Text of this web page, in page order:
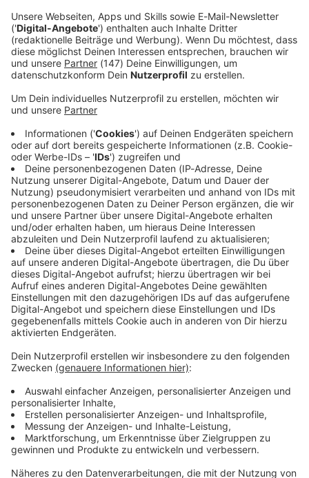
Immer auf dem Laufenden
bleiben!
Verpass' nichts mehr - mit unserem kostenlosen
ANTENNE BAYERN Newsletter. Ob Nachrichten,
Lifestyle oder unsere neuesten Aktionen - wir
informieren dich.
Zum Newsletter anmelden